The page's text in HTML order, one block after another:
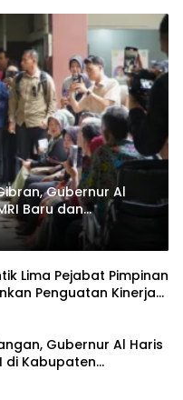
Gubernur Al
Baru dan
untuk RSUD
Lima Pejabat Pimpinan
Penguatan Kinerja
Gubernur Al Haris
di Kabupaten